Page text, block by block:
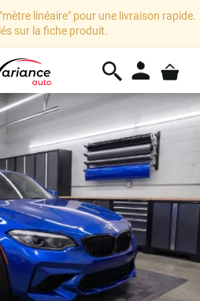
linéaire" pour une livraison rapide.
sur la fiche produit.